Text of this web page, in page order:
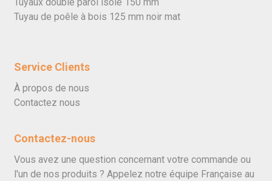
Tuyau de poêle à bois 125 mm noir mat
Service Clients
À propos de nous
Contactez nous
Contactez-nous
Vous avez une question concernant votre commande ou
l'un de nos produits ? Appelez notre équipe Française au